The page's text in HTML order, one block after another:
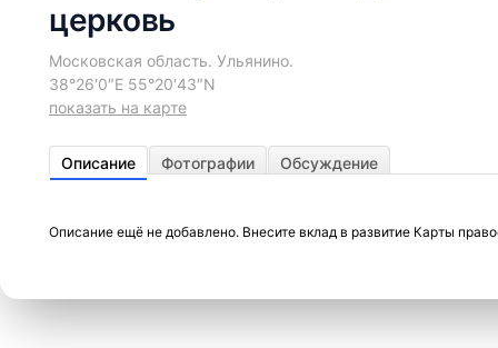
церковь
Московская область. Ульянино.
38°26′0″E 55°20′43″N
показать на карте
Описание Фотографии Обсуждение
Описание ещё не добавлено. Внесите вклад в развитие Карты